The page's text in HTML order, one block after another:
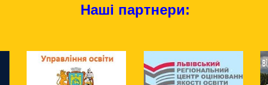
Наші партнери: